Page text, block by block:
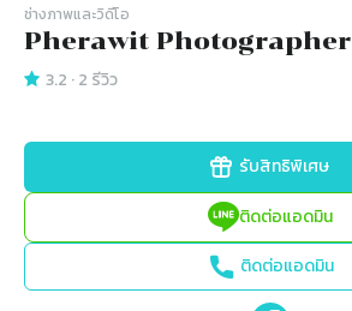
ช่างภาพและวิดีโอ
Pherawit Photographer
3.2 ·2 รีวิว
รับสิทธิพิเศษ
ติดต่อแอดมิน
ติดต่อแอดมิน